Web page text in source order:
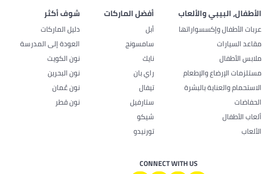
الأطفال، البيبي والألعاب
عربات الأطفال وإكسسواراتها
مقاعد السيارات
ملابس الأطفال
مستلزمات الإرضاع والإطعام
الاستحمام والعناية بالبشرة
الحفاضات
ألعاب الأطفال
الألعاب
أفضل الماركات
أبل
سامسونج
نايك
راي بان
تيفال
ستارفيل
شيكو
تورنيدو
شوف أكثر
دليل الماركات
العودة إلى المدرسة
نون الكويت
نون البحرين
نون عُمان
نون قطر
CONNECT WITH US